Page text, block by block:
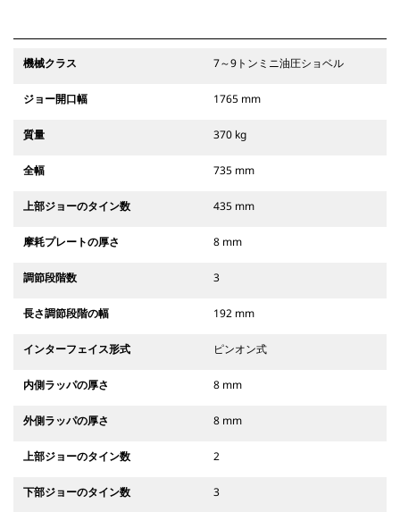
機械クラス 7～9トンミニ油圧ショベル
ジョー開口幅 1765 mm
質量 370 kg
全幅 735 mm
上部ジョーのタイン数 435 mm
摩耗プレートの厚さ 8 mm
調節段階数 3
長さ調節段階の幅 192 mm
インターフェイス形式 ピンオン式
内側ラッパの厚さ 8 mm
外側ラッパの厚さ 8 mm
上部ジョーのタイン数 2
下部ジョーのタイン数 3